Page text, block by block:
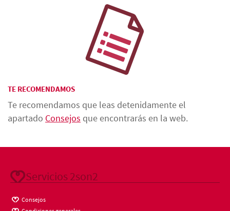
TE RECOMENDAMOS
Te recomendamos que leas detenidamente el
apartado Consejos que encontrarás en la web.
Servicios 2son2
Consejos